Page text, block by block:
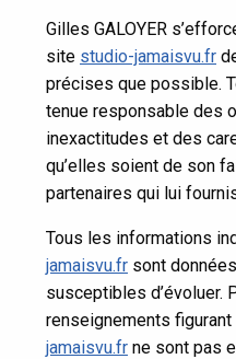
Gilles GALOYER
site studio-jamaisvu.fr
précises que possible.
tenue responsable des
inexactitudes et des
qu’elles soient de son
partenaires qui lui
Tous les informations
jamaisvu.fr sont
susceptibles d’évoluer.
renseignements
jamaisvu.fr ne sont pas